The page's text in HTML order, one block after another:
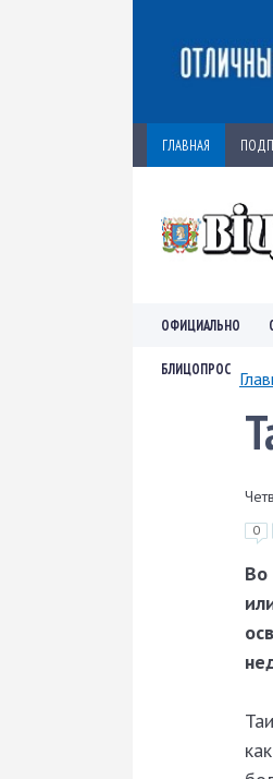
ГЛАВНАЯ
ОФИЦИАЛЬНО
БЛИЦОПРОС
0
Во